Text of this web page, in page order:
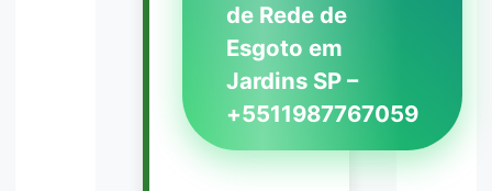
de Rede de
Esgoto em
Jardins SP –
+5511987767059